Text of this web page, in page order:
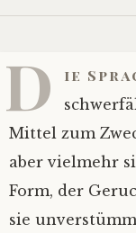
Verba
Impressum
D ie
Mittel zum
aber vielmehr
Form, der
sie